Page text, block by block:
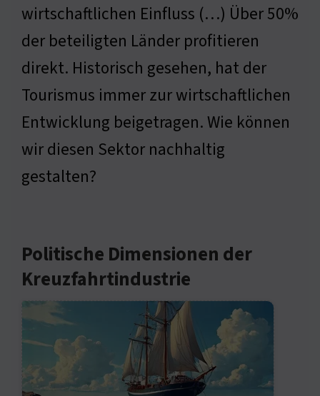
wirtschaftlichen Einfluss (…) Über 50%
der beteiligten Länder profitieren
direkt. Historisch gesehen, hat der
Tourismus immer zur wirtschaftlichen
Entwicklung beigetragen. Wie können
wir diesen Sektor nachhaltig
gestalten?
Politische Dimensionen der
Kreuzfahrtindustrie